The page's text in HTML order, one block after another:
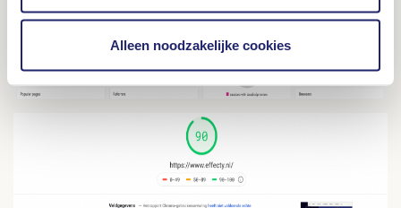
Alleen noodzakelijke cookies